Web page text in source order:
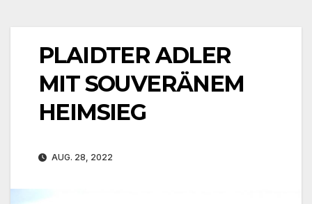
PLAIDTER ADLER
MIT SOUVERÄNEM
HEIMSIEG
AUG. 28, 2022